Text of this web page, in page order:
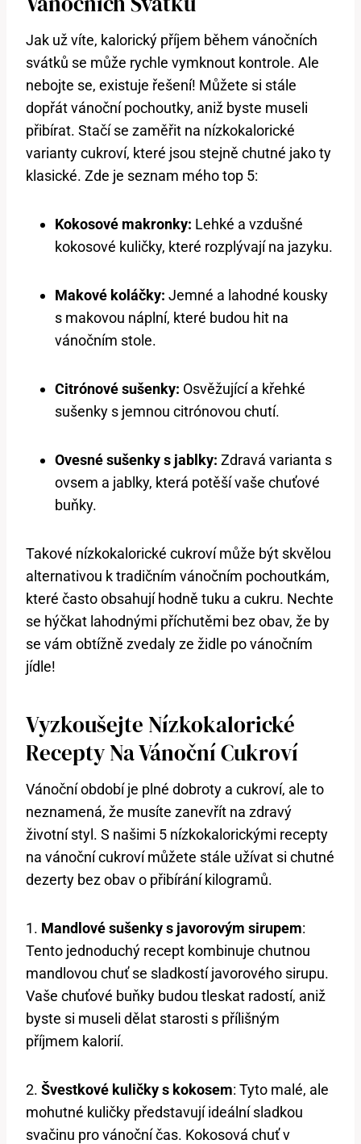
Jak už víte, kalorický příjem během vánočních
svátků se může rychle vymknout kontrole. Ale
nebojte se, existuje řešení! Můžete si stále
dopřát vánoční pochoutky, aniž byste museli
přibírat. Stačí se zaměřit na nízkokalorické
varianty cukroví, které jsou stejně chutné jako ty
klasické. Zde je seznam mého top 5:
Kokosové makronky: Lehké a vzdušné
kokosové kuličky, které rozplývají na jazyku.
Makové koláčky: Jemné a lahodné kousky
s makovou náplní, které budou hit na
vánočním stole.
Citrónové sušenky: Osvěžující a křehké
sušenky s jemnou citrónovou chutí.
Ovesné sušenky s jablky: Zdravá varianta s
ovsem a jablky, která potěší vaše chuťové
buňky.
Takové nízkokalorické cukroví může být skvělou
alternativou k tradičním vánočním pochoutkám,
které často obsahují hodně tuku a cukru. Nechte
se hýčkat lahodnými příchutěmi bez obav, že by
se vám obtížně zvedaly ze židle po vánočním
jídle!
Vyzkoušejte Nízkokalorické
Recepty Na Vánoční Cukroví
Vánoční období je plné dobroty a cukroví, ale to
neznamená, že musíte zanevřít na zdravý
životní styl. S našimi 5 nízkokalorickými recepty
na vánoční cukroví můžete stále užívat si chutné
dezerty bez obav o přibírání kilogramů.
1. Mandlové sušenky s javorovým sirupem:
Tento jednoduchý recept kombinuje chutnou
mandlovou chuť se sladkostí javorového sirupu.
Vaše chuťové buňky budou tleskat radostí, aniž
byste si museli dělat starosti s přílišným
příjmem kalorií.
2. Švestkové kuličky s kokosem: Tyto malé, ale
mohutné kuličky představují ideální sladkou
svačinu pro vánoční čas. Kokosová chuť v